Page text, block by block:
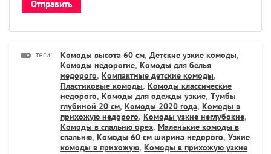
теги: Комоды высота 60 см, Детские узкие комоды,
Комоды недорогие, Комоды для белья
недорого, Компактные детские комоды,
Пластиковые комоды, Комоды классические
недорого, Комоды для одежды узкие, Тумбы
глубиной 20 см, Комоды 2020 года, Комоды в
прихожую недорого, Комоды узкие неглубокие,
Комоды в спальню орех, Маленькие комоды в
спальню, Комоды 60 см ширина недорого, Узкие
комоды в прихожую, Комоды в прихожую узкие